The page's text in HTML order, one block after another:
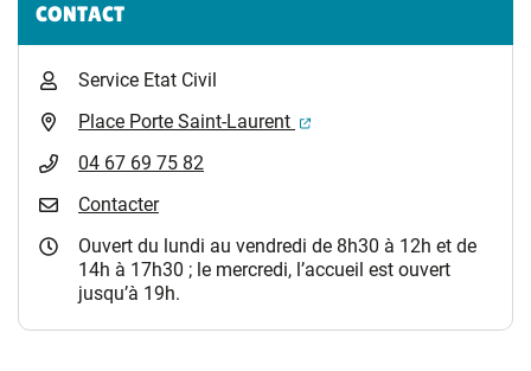
CONTACT
Service Etat Civil
Place Porte Saint-Laurent
(ouverture dans un
04 67 69 75 82
Contacter
Ouvert du lundi au vendredi de 8h30 à 12h et de
14h à 17h30 ; le mercredi, l’accueil est ouvert
jusqu’à 19h.